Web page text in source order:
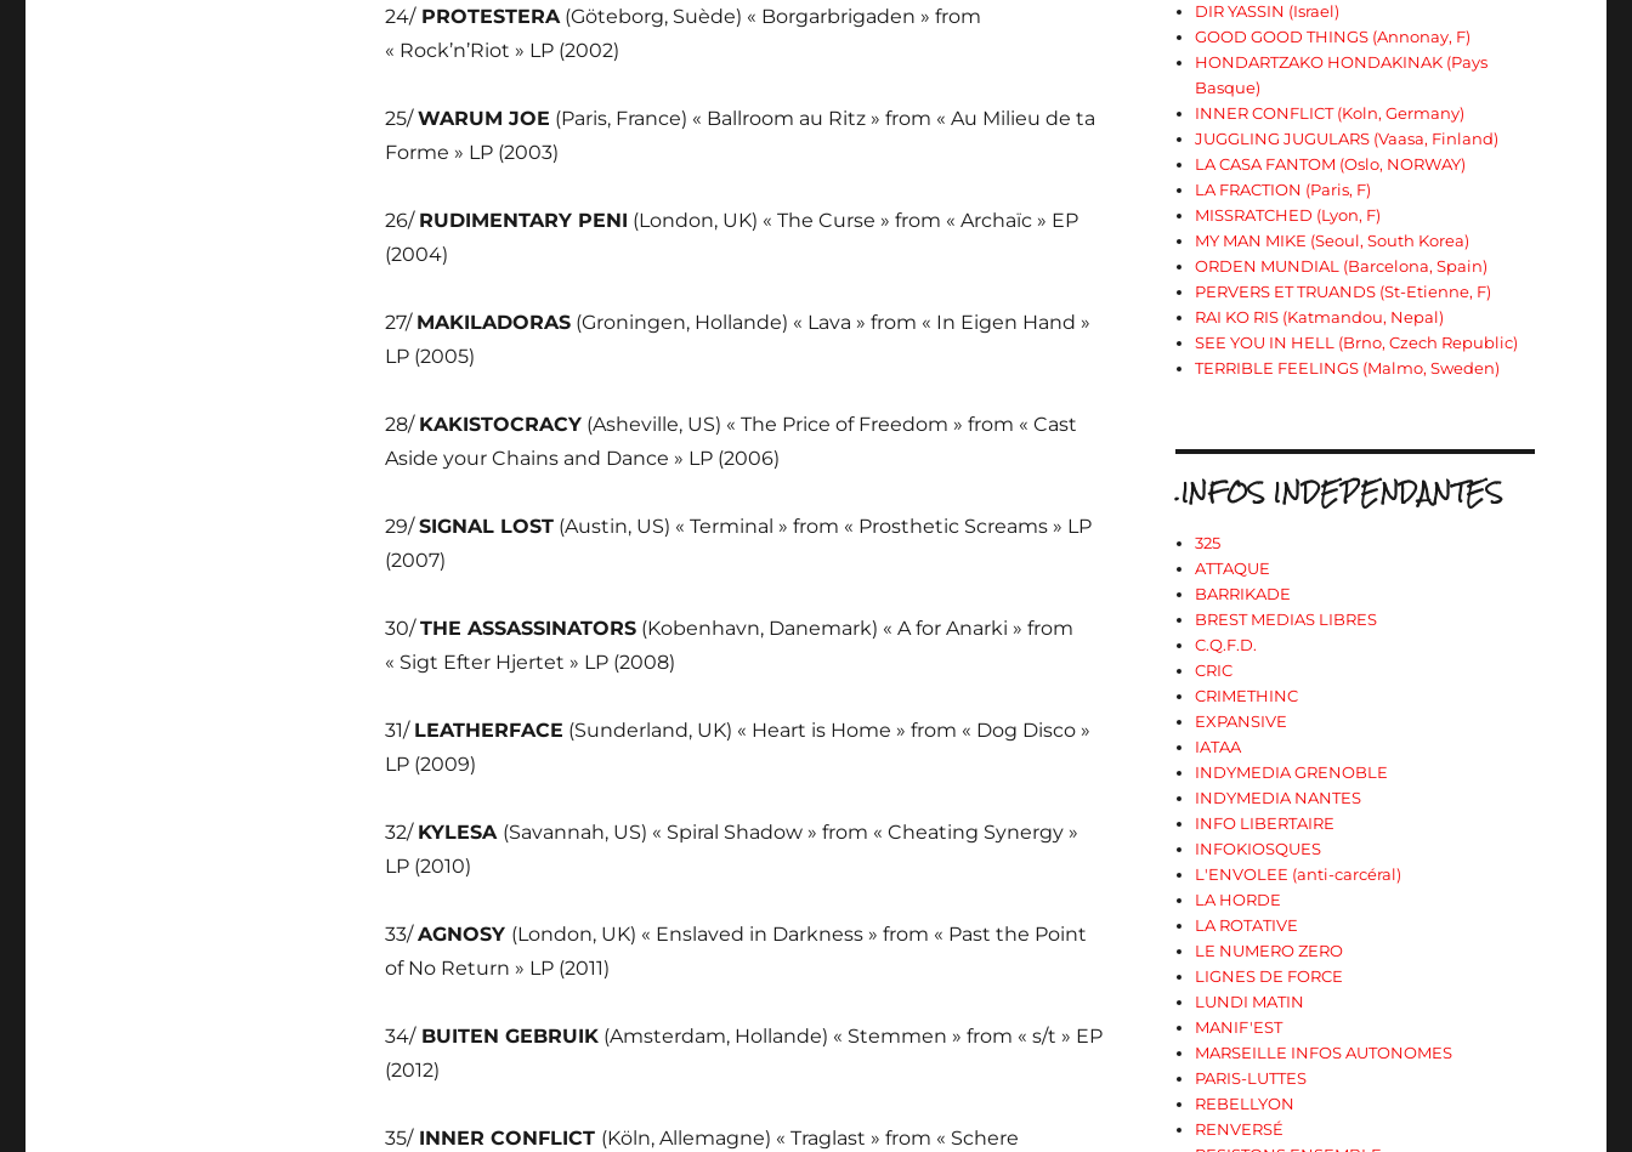
24/PROTESTERA(Göteborg, Suède) « Borgarbrigaden » from
« Rock’n’Riot » LP (2002)
25/WARUM JOE (Paris, France) « Ballroom au Ritz » from « Au Milieu de ta
Forme » LP (2003)
26/ RUDIMENTARY PENI (London, UK) « The Curse » from « Archaïc » EP
(2004)
27/ MAKILADORAS(Groningen, Hollande) « Lava » from « In Eigen Hand »
LP (2005)
28/ KAKISTOCRACY(Asheville, US) « The Price of Freedom » from « Cast
Aside your Chains and Dance » LP (2006)
29/SIGNAL LOST(Austin, US) « Terminal » from « Prosthetic Screams » LP
(2007)
30/THE ASSASSINATORS(Kobenhavn, Danemark) « A for Anarki » from
« Sigt Efter Hjertet » LP (2008)
31/ LEATHERFACE (Sunderland, UK) « Heart is Home » from « Dog Disco »
LP (2009)
32/ KYLESA (Savannah, US) « Spiral Shadow » from « Cheating Synergy »
LP (2010)
33/AGNOSY (London, UK) « Enslaved in Darkness » from « Past the Point
of No Return » LP (2011)
34/BUITEN GEBRUIK(Amsterdam, Hollande) « Stemmen » from « s/t » EP
(2012)
35/INNER CONFLICT (Köln, Allemagne) « Traglast » from « Schere
DIR YASSIN (Israel)
GOOD GOOD THINGS (Annonay, F)
HONDARTZAKO HONDAKINAK (Pays
Basque)
INNER CONFLICT (Koln, Germany)
JUGGLING JUGULARS (Vaasa, Finland)
LA CASA FANTOM (Oslo, NORWAY)
LA FRACTION (Paris, F)
MISSRATCHED (Lyon, F)
MY MAN MIKE (Seoul, South Korea)
ORDEN MUNDIAL (Barcelona, Spain)
PERVERS ET TRUANDS (St-Etienne, F)
RAI KO RIS (Katmandou, Nepal)
SEE YOU IN HELL (Brno, Czech Republic)
TERRIBLE FEELINGS (Malmo, Sweden)
.INFOS INDEPENDANTES
325
ATTAQUE
BARRIKADE
BREST MEDIAS LIBRES
C.Q.F.D.
CRIC
CRIMETHINC
EXPANSIVE
IATAA
INDYMEDIA GRENOBLE
INDYMEDIA NANTES
INFO LIBERTAIRE
INFOKIOSQUES
L'ENVOLEE (anti-carcéral)
LA HORDE
LA ROTATIVE
LE NUMERO ZERO
LIGNES DE FORCE
LUNDI MATIN
MANIF'EST
MARSEILLE INFOS AUTONOMES
PARIS-LUTTES
REBELLYON
RENVERSÉ